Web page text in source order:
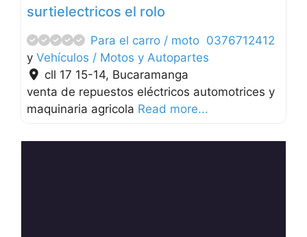
surtielectricos el rolo
0376712412
Para el carro / moto
y Vehículos / Motos y Autopartes
cll 17 15-14, Bucaramanga
venta de repuestos eléctricos automotrices y
maquinaria agricola Read more...